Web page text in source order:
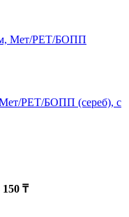
PET/БОПП (сереб), с
150 ₸